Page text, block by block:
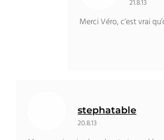
21.8.13
Merci Véro, c’est vrai
stephatable
20.8.13